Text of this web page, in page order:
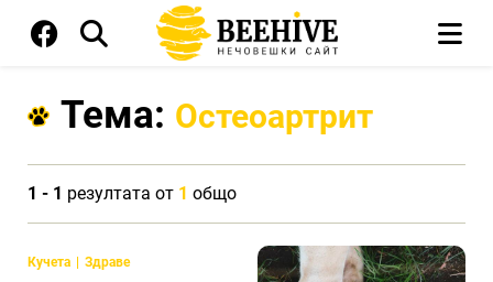
Тема: Остеоартрит
1 - 1 резултата от 1 общо
Кучета Здраве